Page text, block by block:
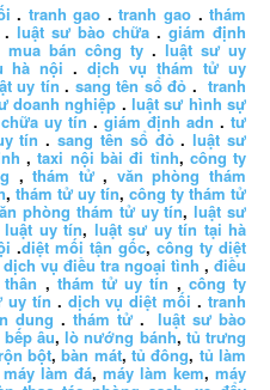
. tranh gao .tranh gao .thám
. luật sư bào chữa .giám định
mua bán công ty. luật sư uy
hà nội .dịch vụ thám tử uy
uy tín . sang tên sổ đỏ .tranh
doanh nghiệp .luật sư hình sự
uy tín .giám định adn .tư
tín .sang tên sổ đỏ.luật sư
,taxi nội bài đi tỉnh, công ty
,thám tử, văn phòng thám
, thám tử uy tín, công ty thám tử
phòng thám tử uy tín,luật sư
luật uy tín, luật sư uy tín tại hà
.diệt mối tận gốc, công ty diệt
dịch vụ điều tra ngoại tình ,điều
,thám tử uy tín , công ty
uy tín . dịch vụ diệt mối .tranh
dung . thám tử.luật sư bào
âu,lò nướng bánh, tủ trưng
bột,bàn mát,tủ đông, tủ làm
máy làm đá, máy làm kem, máy